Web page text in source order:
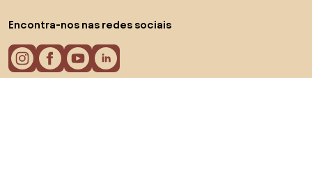
Encontra-nos nas redes sociais